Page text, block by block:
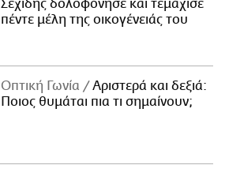
Σεχίδης δολοφόνησε και τεμάχισε
πέντε μέλη της οικογένειάς του
Οπτική Γωνία
Αριστερά και δεξιά:
Ποιος θυμάται πια τι σημαίνουν;